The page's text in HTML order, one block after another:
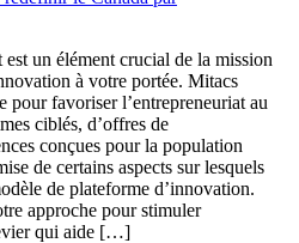
un élément crucial de la mission
à votre portée. Mitacs
pour favoriser l’entrepreneuriat au
ciblés, d’offres de
conçues pour la population
de certains aspects sur lesquels
de plateforme d’innovation.
approche pour stimuler
qui aide […]